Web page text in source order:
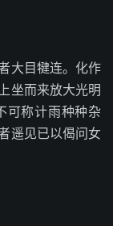
大目犍连。化作
坐而来放大光明
可称计雨种种杂
遥见已以偈问女